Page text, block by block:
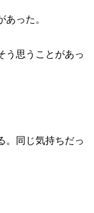
った。
う思うことがあっ
。同じ気持ちだっ